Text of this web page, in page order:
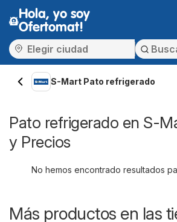
Hola, yo soy
Ofertomat!
S-Mart Pato refrigerado
Pato refrigerado en S-
y Precios
No hemos encontrado resultados
Más productos en las